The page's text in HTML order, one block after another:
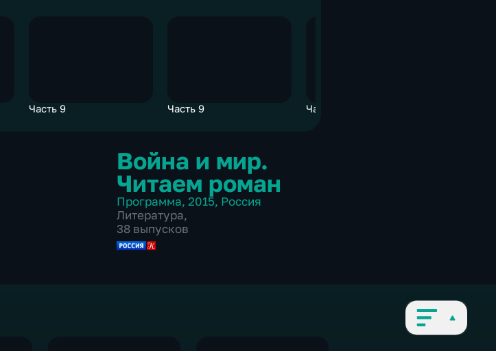
Часть 9 Часть 9 Часть 9
Война и мир.
Читаем роман
Программа, 2015, Россия
Литература,
38 выпусков